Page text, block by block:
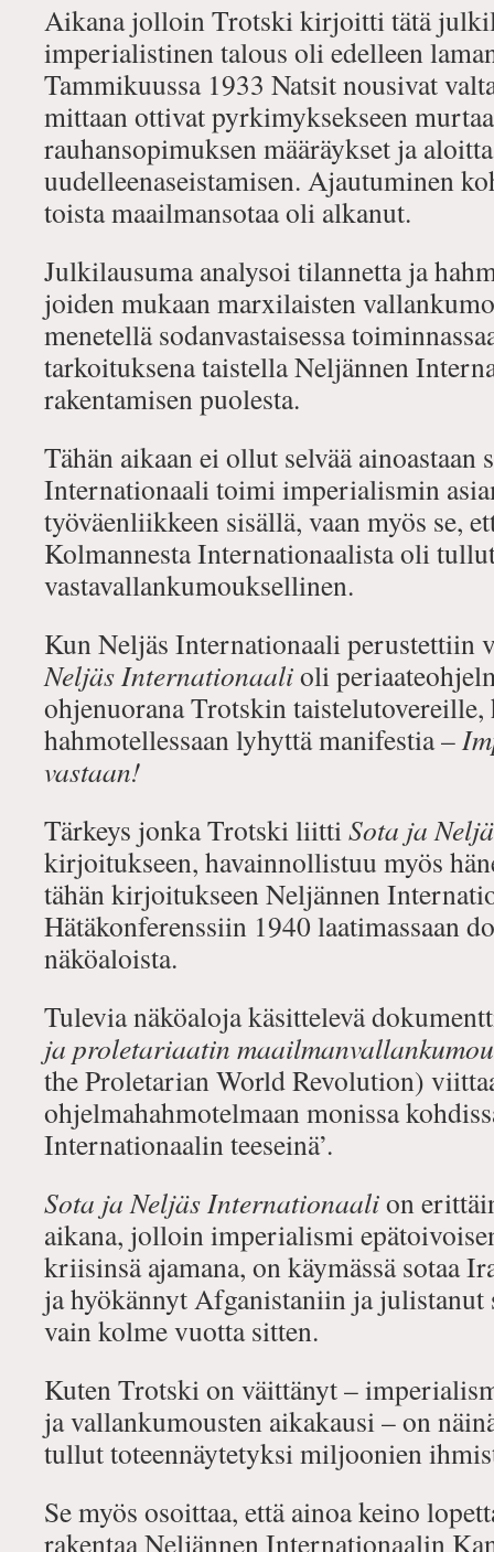
Aikana jolloin Trotski kirjoitti tätä
imperialistinen talous oli edelleen
Tammikuussa 1933 Natsit nousivat
mittaan ottivat pyrkimyksekseen
rauhansopimuksen määräykset ja
uudelleenaseistamisen. Ajautuminen
toista maailmansotaa oli alkanut.
Julkilausuma analysoi tilannetta ja
joiden mukaan marxilaisten
menetellä sodanvastaisessa
tarkoituksena taistella Neljännen
rakentamisen puolesta.
Tähän aikaan ei ollut selvää ainoastaan
Internationaali toimi imperialismin
työväenliikkeen sisällä, vaan myös se,
Kolmannesta Internationaalista oli
vastavallankumouksellinen.
Kun Neljäs Internationaali perustettiin
Neljäs Internationaalioli
ohjenuorana Trotskin taistelutovereille,
hahmotellessaan lyhyttä manifestia –
vastaan!
Tärkeys jonka Trotski liittiSota ja
kirjoitukseen, havainnollistuu myös
tähän kirjoitukseen Neljännen
Hätäkonferenssiin 1940 laatimassaan
näköaloista.
Tulevia näköaloja käsittelevä
ja proletariaatin
the Proletarian World Revolution)
ohjelmahahmotelmaan monissa
Internationaalin teeseinä’.
Sota ja Neljäs Internationaalion
aikana, jolloin imperialismi
kriisinsä ajamana, on käymässä sotaa
ja hyökännyt Afganistaniin ja julistanut
vain kolme vuotta sitten.
Kuten Trotski on väittänyt –
ja vallankumousten aikakausi – on
tullut toteennäytetyksi miljoonien
Se myös osoittaa, että ainoa keino
rakentaa Neljännen Internationaalin